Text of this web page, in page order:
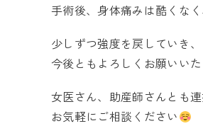
手術後、身体痛みは酷くな
少しずつ強度を戻していき
今後ともよろしくお願いい
女医さん、助産師さんとも
お気軽にご相談ください